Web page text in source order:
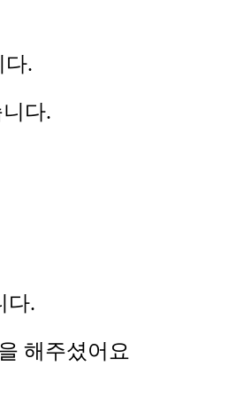
다.
다.
다.
해주셨어요